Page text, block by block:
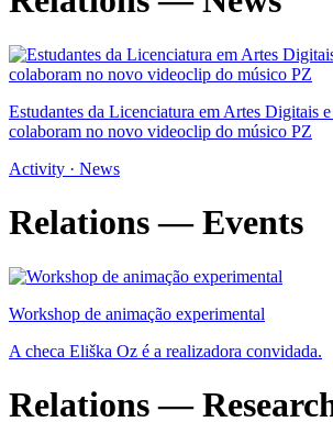
Estudantes da Licenciatura em Artes Digitais
colaboram no novo videoclip do músico PZ
Activity · News
Relations — Events
Workshop de animação experimental
A checa Eliška Oz é a realizadora convidada.
Relations —